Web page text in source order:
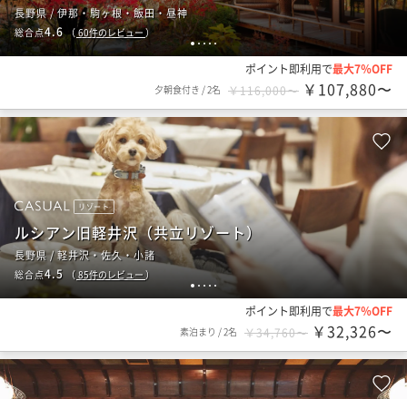
12345
長野県 / 伊那・駒ヶ根・飯田・昼神
総合点4.6（ 60件のレビュー）
ポイント即利用で最大7％OFF
夕朝食付き /2名 ￥116,000〜 ￥107,880〜
1 2 3 4 5
リゾート
ルシアン旧軽井沢（共立リゾート）
長野県 / 軽井沢・佐久・小諸
総合点4.5 （ 85件のレビュー）
ポイント即利用で最大7％OFF
素泊まり /2名 ￥34,760〜 ￥32,326〜